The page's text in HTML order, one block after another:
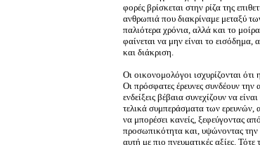
φορές βρίσκεται στην ρίζα της
ανθρωπιά που διακρίναμε μεταξύ
παλιότερα χρόνια, αλλά και το
φαίνεται να μην είναι το
και διάκριση.
Οι οικονομολόγοι ισχυρίζονται
Οι πρόσφατες έρευνες συνδέουν την
ενδείξεις βέβαια συνεχίζουν να
τελικά συμπεράσματα των ερευνών,
να μπορέσει κανείς, ξεφεύγοντας
προσωπικότητα και, υψώνοντας την
αυτή με πιο πνευματικές αξίες.